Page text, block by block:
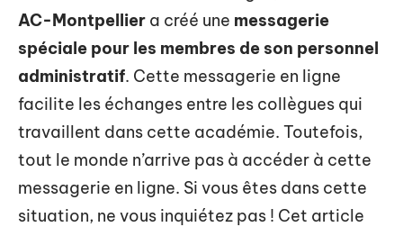
AC-Montpellier a créé une messagerie
spéciale pour les membres de son personnel
administratif. Cette messagerie en ligne
facilite les échanges entre les collègues qui
travaillent dans cette académie. Toutefois,
tout le monde n’arrive pas à accéder à cette
messagerie en ligne. Si vous êtes dans cette
situation, ne vous inquiétez pas ! Cet article